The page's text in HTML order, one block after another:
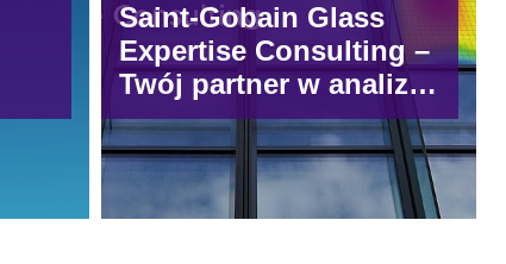
Saint-Gobain Glass
Expertise Consulting –
Twój partner w analizie
szkła
architektonicznego